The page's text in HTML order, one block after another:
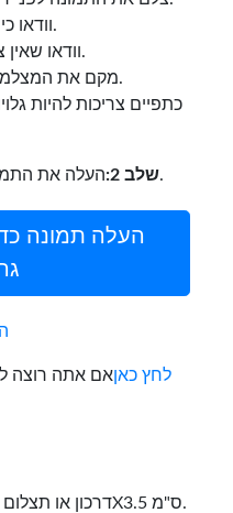
וודאו כי אין ברקע אובייקטים אחרים.
וודאו שאין צללים על הפנים או על הרקע.
מקם את המצלמה בגובה זהה לזה של הראש.
כתפיים צריכות להיות
שלב 2:העלה את התמונה כדי ליצור תמונה בגודל הדרכון.
העלה תמונה
לחץ כאןאם אתה רוצה
דרכון או תצלום ויזה חייבים להיות בגודל 4.5X3.5 ס"מ.